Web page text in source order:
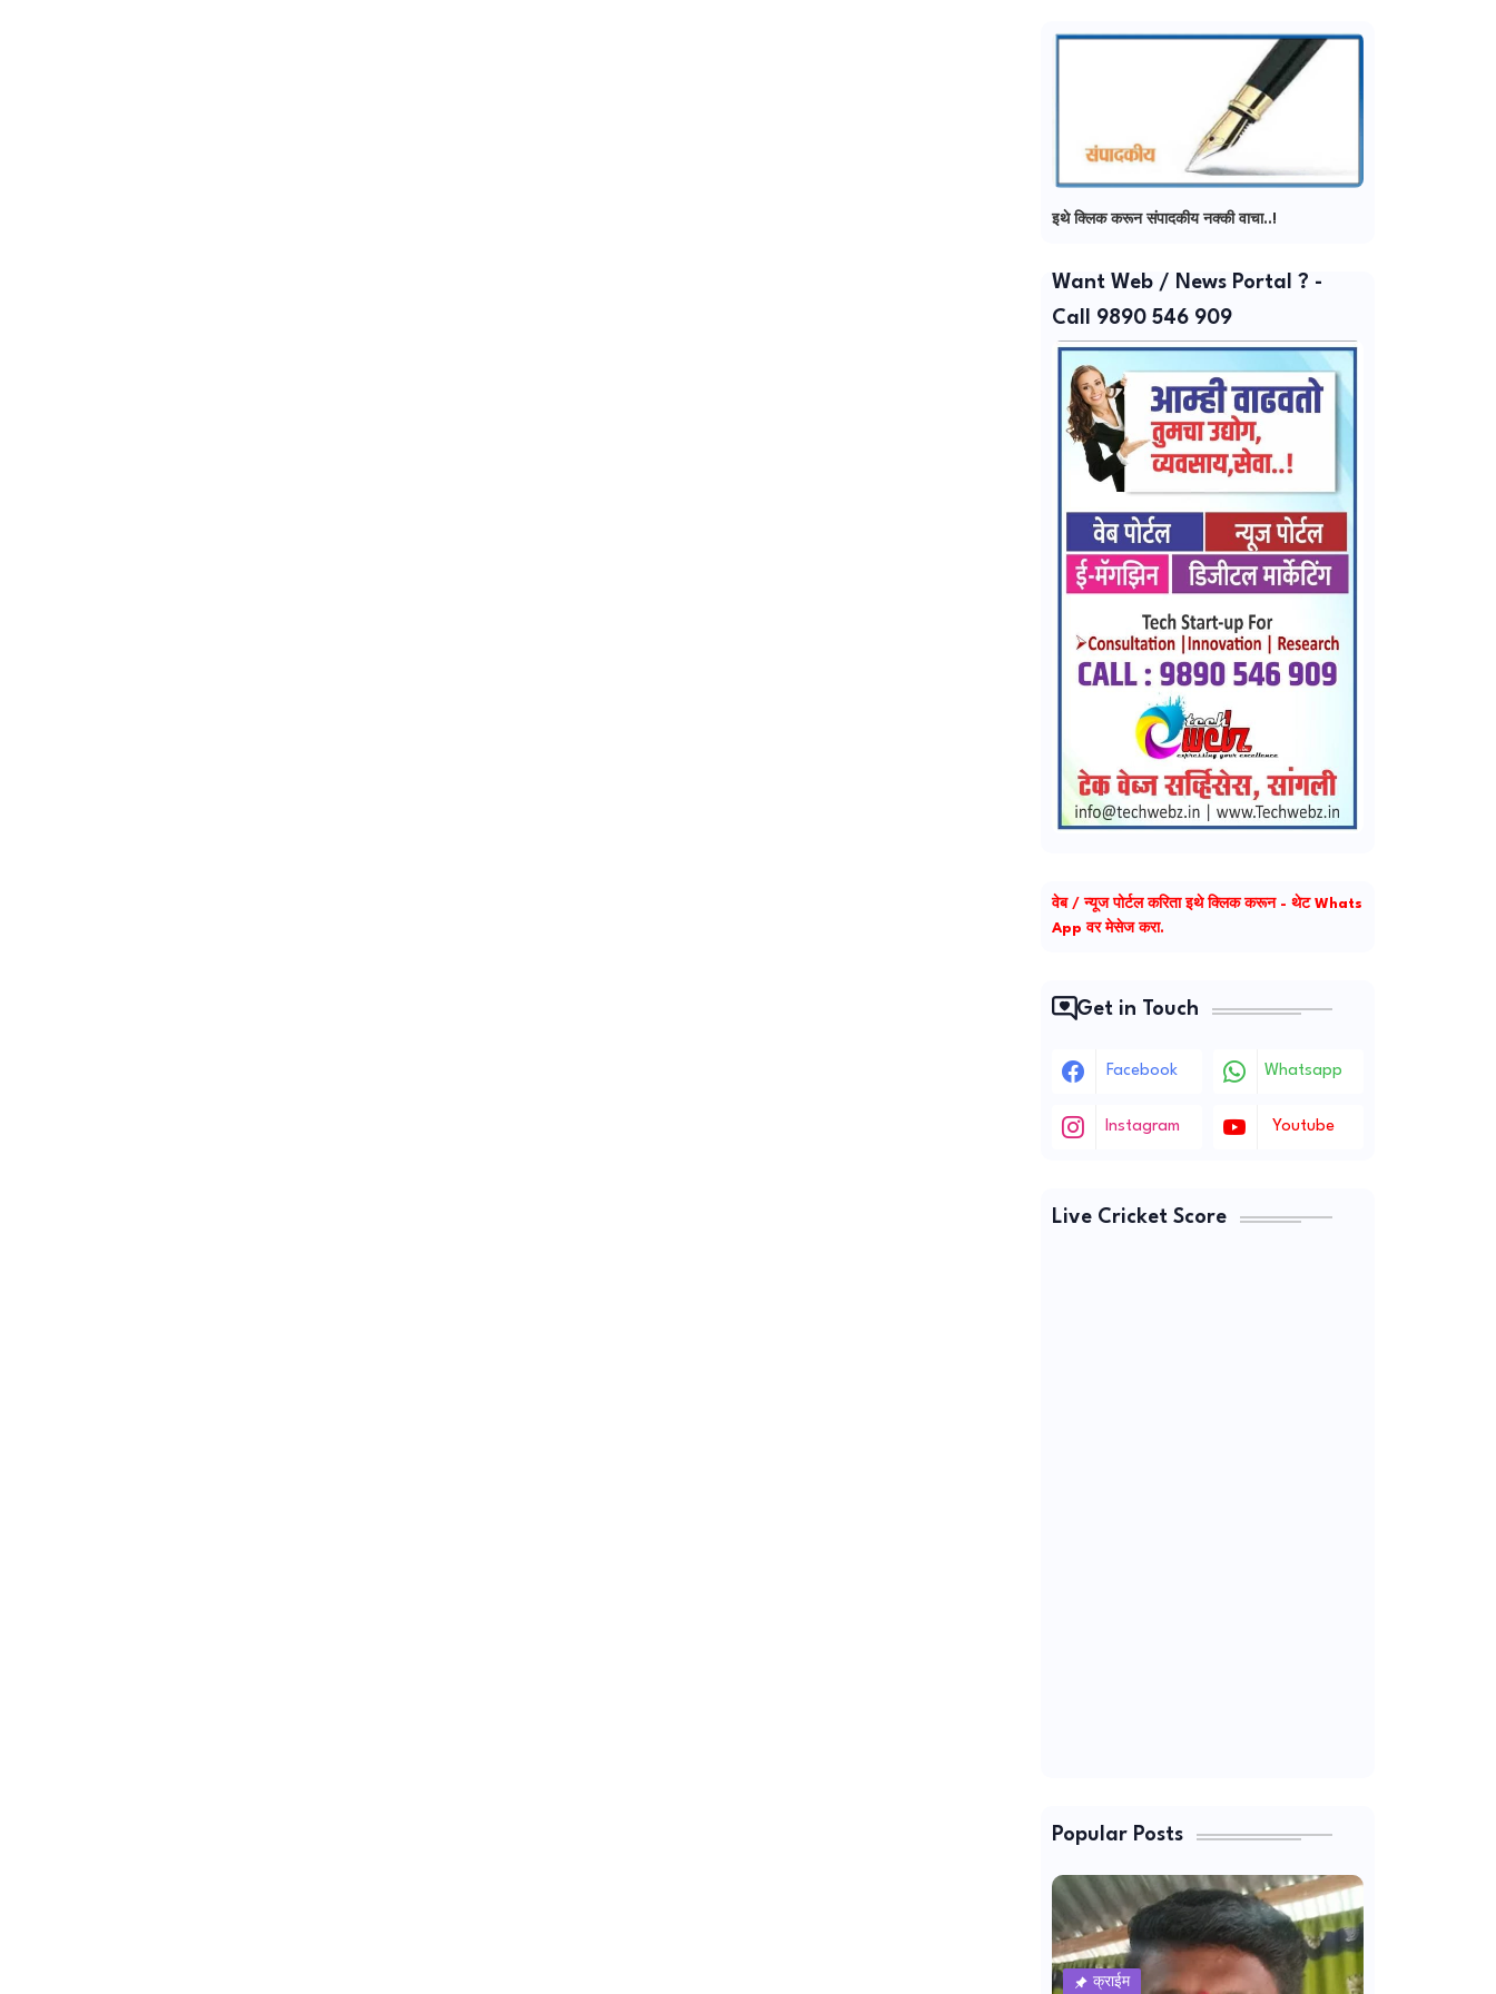
इथे क्लिक करून संपादकीय नक्की वाचा..!
Want Web / News Portal ? -
Call 9890 546 909
वेब / न्यूज पोर्टल करिता इथे क्लिक करून - थेट Whats
App वर मेसेज करा.
Get in Touch
Facebook Whatsapp
Instagram Youtube
Live Cricket Score
Popular Posts
क्राईम